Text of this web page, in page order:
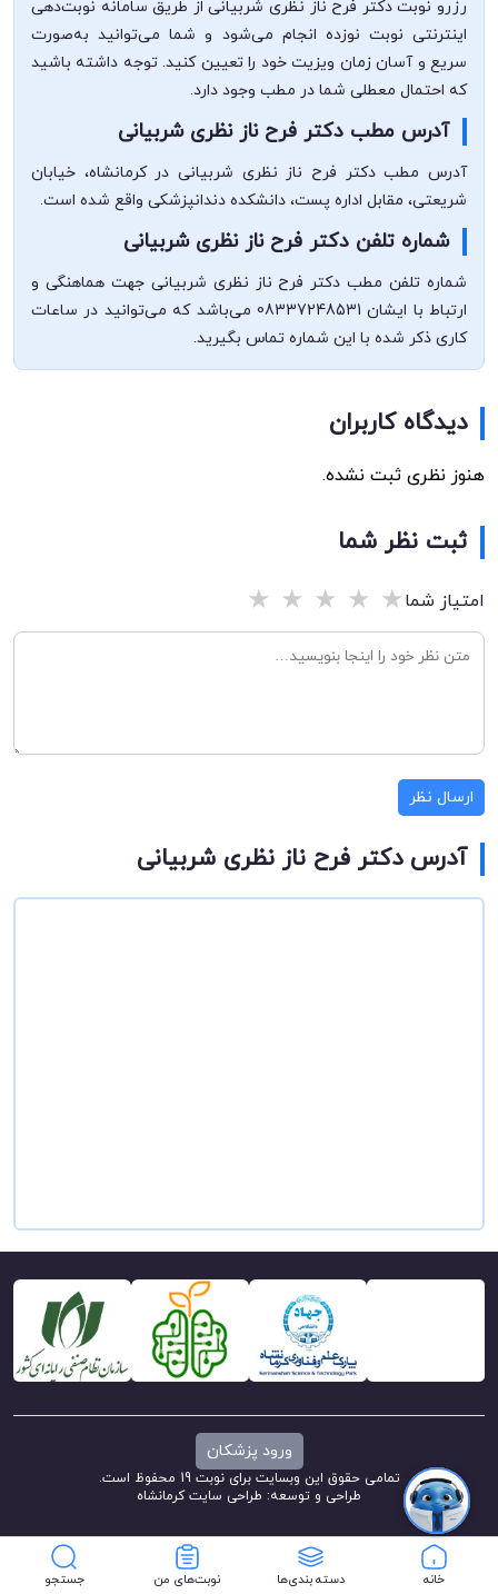
خانه دسته بندی‌ها نوبت‌های من جستجو
رزرو نوبت دکتر فرح ناز نظری شربیانی از طریق سامانه نوبت‌دهی
اینترنتی نوبت نوزده انجام می‌شود و شما می‌توانید به‌صورت
سریع و آسان زمان ویزیت خود را تعیین کنید. توجه داشته باشید
که احتمال معطلی شما در مطب وجود دارد.
آدرس مطب دکتر فرح ناز نظری شربیانی
آدرس مطب دکتر فرح ناز نظری شربیانی در کرمانشاه، خیابان
شریعتی، مقابل اداره پست، دانشکده دندانپزشکی واقع شده است.
شماره تلفن دکتر فرح ناز نظری شربیانی
شماره تلفن مطب دکتر فرح ناز نظری شربیانی جهت هماهنگی و
ارتباط با ایشان 08337248531 می‌باشد که می‌توانید در ساعات
کاری ذکر شده با این شماره تماس بگیرید.
دیدگاه کاربران
هنوز نظری ثبت نشده.
ثبت نظر شما
امتیاز شما★
★
★
★
★
ارسال نظر
آدرس دکتر فرح ناز نظری شربیانی
ورود پزشکان
تمامی حقوق این وبسایت برای نوبت 19 محفوظ است.
طراحی و توسعه: طراحی سایت کرمانشاه